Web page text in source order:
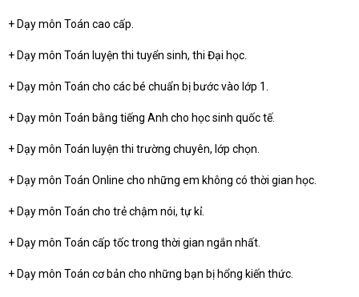
+ Dạy môn Toán cao cấp.
+ Dạy môn Toán luyện thi tuyển sinh, thi Đại học.
+ Dạy môn Toán cho các bé chuẩn bị bước vào lớp 1.
+ Dạy môn Toán bằng tiếng Anh cho học sinh quốc tế.
+ Dạy môn Toán luyện thi trường chuyên, lớp chọn.
+ Dạy môn Toán Online cho những em không có thời gian học.
+ Dạy môn Toán cho trẻ chậm nói, tự kỉ.
+ Dạy môn Toán cấp tốc trong thời gian ngắn nhất.
+ Dạy môn Toán cơ bản cho những bạn bị hổng kiến thức.